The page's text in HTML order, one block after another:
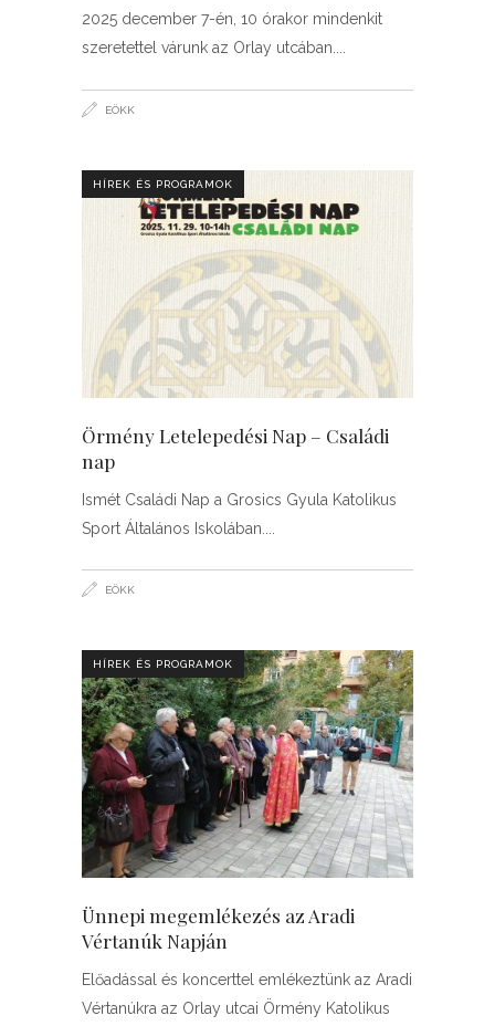
2025 december 7-én, 10 órakor mindenkit
szeretettel várunk az Orlay utcában.
EÖKK
HÍREK ÉS PROGRAMOK
Örmény Letelepedési Nap – Családi
nap
Ismét Családi Nap a Grosics Gyula Katolikus
Sport Általános Iskolában.
EÖKK
HÍREK ÉS PROGRAMOK
Ünnepi megemlékezés az Aradi
Vértanúk Napján
Előadással és koncerttel emlékeztünk az Aradi
Vértanúkra az Orlay utcai Örmény Katolikus